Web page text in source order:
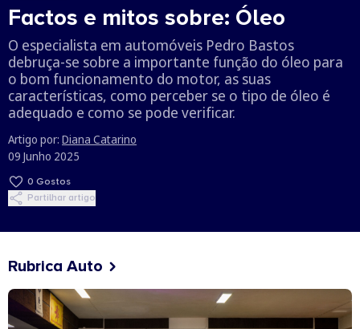
Factos e mitos sobre: Óleo
O especialista em automóveis Pedro Bastos
debruça-se sobre a importante função do óleo para
o bom funcionamento do motor, as suas
características, como perceber se o tipo de óleo é
adequado e como se pode verificar.
Artigo por: Diana Catarino
09 Junho 2025
0 Gostos
Partilhar artigo
Rubrica Auto